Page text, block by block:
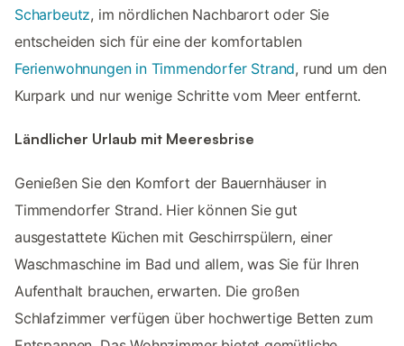
Scharbeutz, im nördlichen Nachbarort oder Sie
entscheiden sich für eine der komfortablen
Ferienwohnungen in Timmendorfer Strand, rund um den
Kurpark und nur wenige Schritte vom Meer entfernt.
Ländlicher Urlaub mit Meeresbrise
Genießen Sie den Komfort der Bauernhäuser in
Timmendorfer Strand. Hier können Sie gut
ausgestattete Küchen mit Geschirrspülern, einer
Waschmaschine im Bad und allem, was Sie für Ihren
Aufenthalt brauchen, erwarten. Die großen
Schlafzimmer verfügen über hochwertige Betten zum